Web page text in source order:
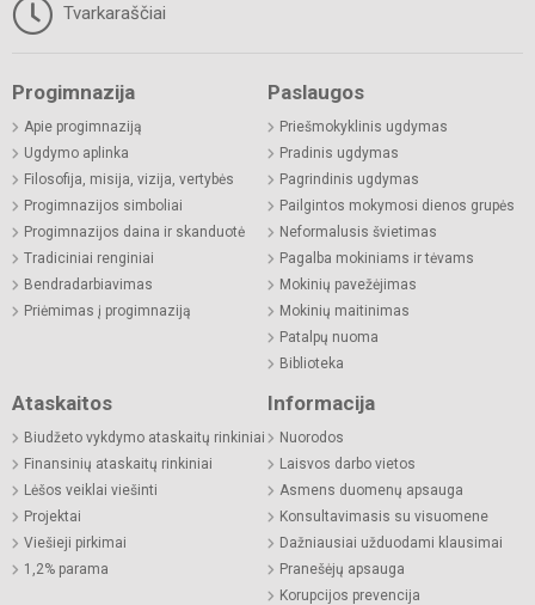
Tvarkaraščiai
Progimnazija
Apie progimnaziją
Ugdymo aplinka
Filosofija, misija, vizija, vertybės
Progimnazijos simboliai
Progimnazijos daina ir skanduotė
Tradiciniai renginiai
Bendradarbiavimas
Priėmimas į progimnaziją
Paslaugos
Priešmokyklinis ugdymas
Pradinis ugdymas
Pagrindinis ugdymas
Pailgintos mokymosi dienos grupės
Neformalusis švietimas
Pagalba mokiniams ir tėvams
Mokinių pavežėjimas
Mokinių maitinimas
Patalpų nuoma
Biblioteka
Ataskaitos
Biudžeto vykdymo ataskaitų rinkiniai
Finansinių ataskaitų rinkiniai
Lėšos veiklai viešinti
Projektai
Viešieji pirkimai
1,2% parama
Informacija
Nuorodos
Laisvos darbo vietos
Asmens duomenų apsauga
Konsultavimasis su visuomene
Dažniausiai užduodami klausimai
Pranešėjų apsauga
Korupcijos prevencija